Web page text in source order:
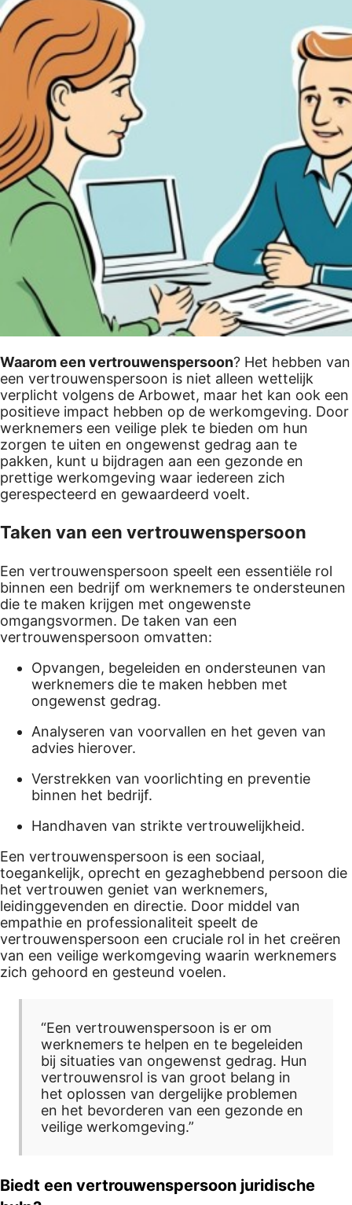
Waarom een vertrouwenspersoon? Het hebben van
een vertrouwenspersoon is niet alleen wettelijk
verplicht volgens de Arbowet, maar het kan ook een
positieve impact hebben op de werkomgeving. Door
werknemers een veilige plek te bieden om hun
zorgen te uiten en ongewenst gedrag aan te
pakken, kunt u bijdragen aan een gezonde en
prettige werkomgeving waar iedereen zich
gerespecteerd en gewaardeerd voelt.
Taken van een vertrouwenspersoon
Een vertrouwenspersoon speelt een essentiële rol
binnen een bedrijf om werknemers te ondersteunen
die te maken krijgen met ongewenste
omgangsvormen. De taken van een
vertrouwenspersoon omvatten:
Opvangen, begeleiden en ondersteunen van
werknemers die te maken hebben met
ongewenst gedrag.
Analyseren van voorvallen en het geven van
advies hierover.
Verstrekken van voorlichting en preventie
binnen het bedrijf.
Handhaven van strikte vertrouwelijkheid.
Een vertrouwenspersoon is een sociaal,
toegankelijk, oprecht en gezaghebbend persoon die
het vertrouwen geniet van werknemers,
leidinggevenden en directie. Door middel van
empathie en professionaliteit speelt de
vertrouwenspersoon een cruciale rol in het creëren
van een veilige werkomgeving waarin werknemers
zich gehoord en gesteund voelen.
“Een vertrouwenspersoon is er om
werknemers te helpen en te begeleiden
bij situaties van ongewenst gedrag. Hun
vertrouwensrol is van groot belang in
het oplossen van dergelijke problemen
en het bevorderen van een gezonde en
veilige werkomgeving.”
Biedt een vertrouwenspersoon juridische